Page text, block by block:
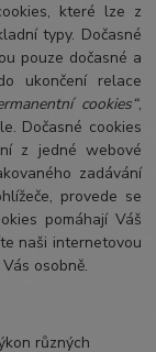
které lze z
typy. Dočasné
pouze dočasné a
ukončení relace
cookies“,
Dočasné cookies
z jedné webové
zadávání
provede se
pomáhají Váš
naši internetovou
osobně.
různých